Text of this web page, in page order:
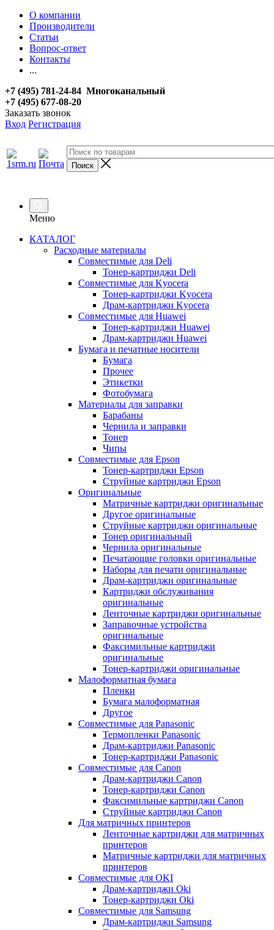
О компании
Производители
Статьи
Вопрос-ответ
Контакты
...
+7 (495) 781-24-84 Многоканальный
+7 (495) 677-08-20
Заказать звонок
Вход Регистрация
Меню
КАТАЛОГ
Расходные материалы
Совместимые для Deli
Тонер-картриджи Deli
Совместимые для Kyocera
Тонер-картриджи Kyocera
Драм-картриджи Kyocera
Совместимые для Huawei
Тонер-картриджи Huawei
Драм-картриджи Huawei
Бумага и печатные носители
Бумага
Прочее
Этикетки
Фотобумага
Материалы для заправки
Барабаны
Чернила и заправки
Тонер
Чипы
Совместимые для Epson
Тонер-картриджи Epson
Струйные картриджи Epson
Оригинальные
Матричные картриджи оригинальные
Другое оригинальные
Струйные картриджи оригинальные
Тонер оригинальный
Чернила оригинальные
Печатающие головки оригинальные
Наборы для печати оригинальные
Драм-картриджи оригинальные
Картриджи обслуживания
оригинальные
Ленточные картриджи оригинальные
Заправочные устройства
оригинальные
Факсимильные картриджи
оригинальные
Тонер-картриджи оригинальные
Малоформатная бумага
Пленки
Бумага малоформатная
Другое
Совместимые для Panasonic
Термопленки Panasonic
Драм-картриджи Panasonic
Тонер-картриджи Panasonic
Совместимые для Canon
Драм-картриджи Canon
Тонер-картриджи Canon
Факсимильные картриджи Canon
Струйные картриджи Canon
Для матричных принтеров
Ленточные картриджи для матричных
принтеров
Матричные картриджи для матричных
принтеров
Совместимые для OKI
Драм-картриджи Oki
Тонер-картриджи Oki
Совместимые для Samsung
Драм-картриджи Samsung